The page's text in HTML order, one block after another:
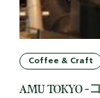
Coffee & Craft
AMU TOKYO